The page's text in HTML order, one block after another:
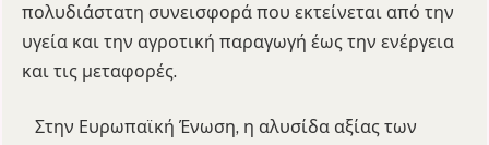
πολυδιάστατη συνεισφορά που εκτείνεται από την
υγεία και την αγροτική παραγωγή έως την ενέργεια
και τις μεταφορές.
Στην Ευρωπαϊκή Ένωση, η αλυσίδα αξίας των